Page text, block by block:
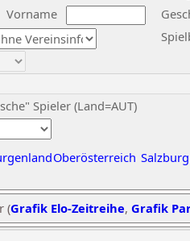
Vorname
Spieler (Land=AUT)
Oberösterreich Salzburg
(Grafik Elo-Zeitreihe, Grafik